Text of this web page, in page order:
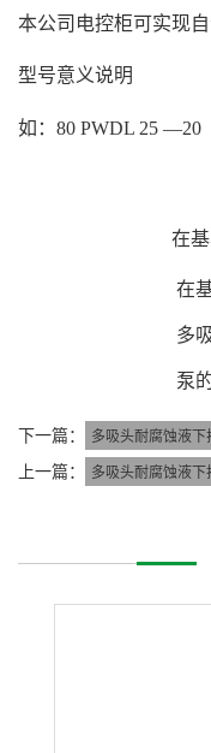
本公司电控柜可实现自
型号意义说明
如： 80 PWDL 25 —20
在
在
多
泵
下一篇： 多吸头耐腐蚀液
上一篇： 多吸头耐腐蚀液